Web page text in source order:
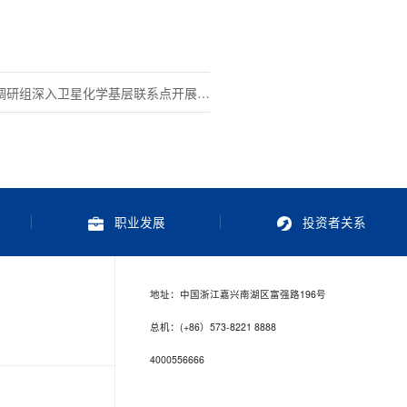
研组深入卫星化学基层联系点开展调
职业发展 投资者关系
地址：中国浙江嘉兴南湖区富强路196号
总机：(+86）573-8221 8888
4000556666